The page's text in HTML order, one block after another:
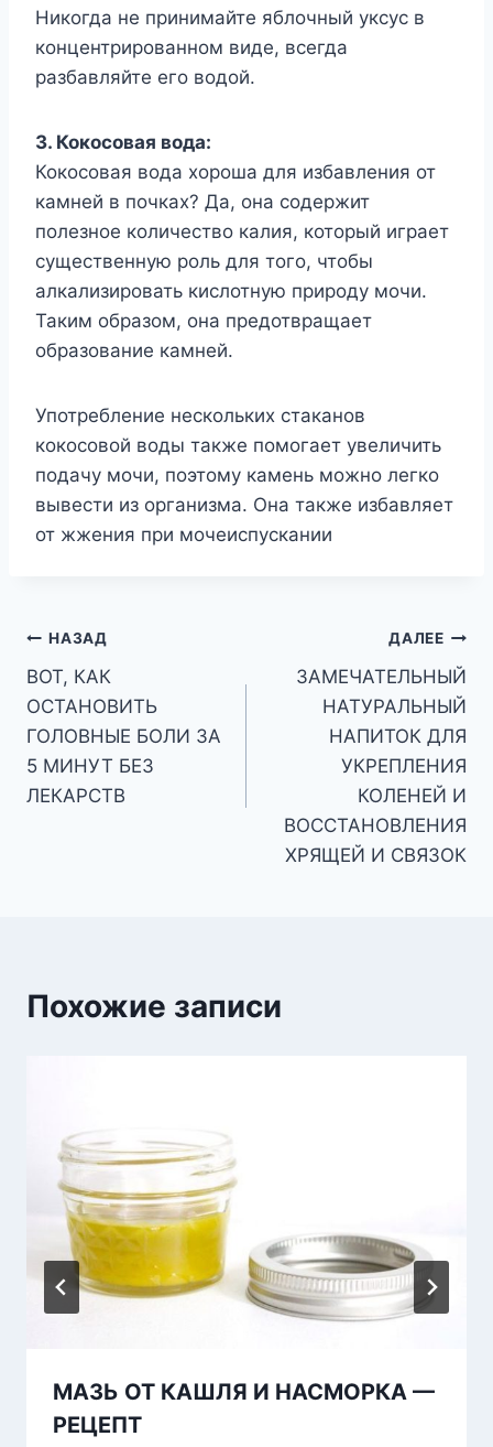
Никогда не принимайте яблочный уксус в
концентрированном виде, всегда
разбавляйте его водой.
3. Кокосовая вода:
Кокосовая вода хороша для избавления от
камней в почках? Да, она содержит
полезное количество калия, который играет
существенную роль для того, чтобы
алкализировать кислотную природу мочи.
Таким образом, она предотвращает
образование камней.
Употребление нескольких стаканов
кокосовой воды также помогает увеличить
подачу мочи, поэтому камень можно легко
вывести из организма. Она также избавляет
от жжения при мочеиспускании
Навигация
по
записям
НАЗАД
ВОТ, КАК
ОСТАНОВИТЬ
ГОЛОВНЫЕ БОЛИ ЗА
5 МИНУТ БЕЗ
ЛЕКАРСТВ
ДАЛЕЕ
ЗАМЕЧАТЕЛЬНЫЙ
НАТУРАЛЬНЫЙ
НАПИТОК ДЛЯ
УКРЕПЛЕНИЯ
КОЛЕНЕЙ И
ВОССТАНОВЛЕНИЯ
ХРЯЩЕЙ И СВЯЗОК
Похожие записи
МАЗЬ ОТ КАШЛЯ И НАСМОРКА —
РЕЦЕПТ